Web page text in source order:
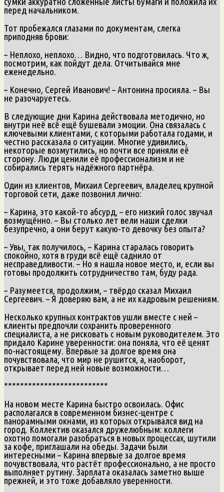
перед начальником.
Тот пробежался глазами по документам, слегка
приподняв брови:
– Неплохо, неплохо… Видно, что подготовилась. Что ж,
посмотрим, как пойдут дела. Отчитывайся мне
еженедельно.
– Конечно, Сергей Иванович! – Антонина просияла. – Вы
не разочаруетесь.
В следующие дни Карина действовала методично, но
внутри неё всё ещё бушевали эмоции. Она связалась с
ключевыми клиентами, с которыми работала годами, и
честно рассказала о ситуации. Многие удивились,
некоторые возмутились, но почти все приняли её
сторону. Люди ценили её профессионализм и не
собирались терять надёжного партнёра.
Один из клиентов, Михаил Сергеевич, владелец крупной
торговой сети, даже позвонил лично:
– Карина, это какой‑то абсурд, – его низкий голос звучал
возмущённо. – Вы столько лет вели наши сделки
безупречно, а они берут какую‑то девочку без опыта?
– Увы, так получилось, – Карина старалась говорить
спокойно, хотя в груди всё ещё саднило от
несправедливости. – Но я нашла новое место, и, если вы
готовы продолжить сотрудничество там, буду рада.
– Разумеется, продолжим, – твёрдо сказал Михаил
Сергеевич. – Я доверяю вам, а не их кадровым решениям.
Несколько крупных контрактов ушли вместе с ней –
клиенты предпочли сохранить проверенного
специалиста, а не рисковать с новым руководителем. Это
придало Карине уверенности: она поняла, что её ценят
по‑настоящему. Впервые за долгое время она
почувствовала, что мир не рушится, а, наоборот,
открывает перед ней новые возможности…
**************************
На новом месте Карина быстро освоилась. Офис
располагался в современном бизнес‑центре с
панорамными окнами, из которых открывался вид на
город. Коллектив оказался дружелюбным: коллеги
охотно помогали разобраться в новых процессах, шутили
за кофе, приглашали на обеды. Задачи были
интересными – Карина впервые за долгое время
почувствовала, что растёт профессионально, а не просто
выполняет рутину. Зарплата оказалась заметно выше
прежней, и это тоже добавляло уверенности.